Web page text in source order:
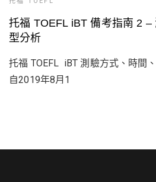
托福 TOEFL iBT 備考指南 2 –
型分析
托福 TOEFL iBT 測驗方式、時間
自2019年8月1